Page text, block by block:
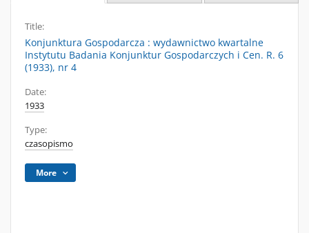
Title:
Konjunktura Gospodarcza : wydawnictwo kwartalne
Instytutu Badania Konjunktur Gospodarczych i Cen. R. 6
(1933), nr 4
Date:
1933
Type:
czasopismo
More